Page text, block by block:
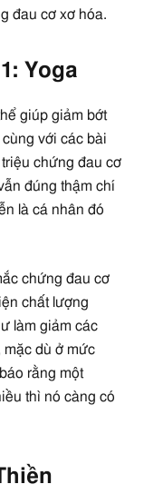
đau cơ xơ hóa.
Yoga
giúp giảm bớt
với các bài
chứng đau cơ
đúng thậm chí
là cá nhân đó
chứng đau cơ
chất lượng
làm giảm các
mặc dù ở mức
rằng một
thì nó càng có